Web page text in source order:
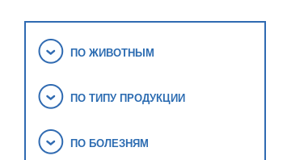
ПО ЖИВОТНЫМ
ПО ТИПУ ПРОДУКЦИИ
ПО БОЛЕЗНЯМ